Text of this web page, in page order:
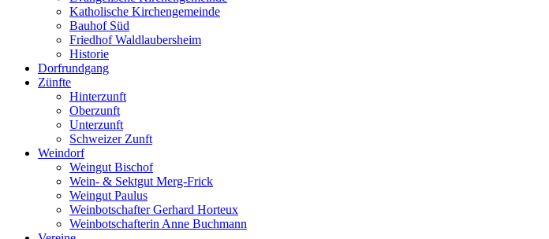
Katholische Kirchengemeinde
Bauhof Süd
Friedhof Waldlaubersheim
Historie
Dorfrundgang
Zünfte
Hinterzunft
Oberzunft
Unterzunft
Schweizer Zunft
Weindorf
Weingut Bischof
Wein- & Sektgut Merg-Frick
Weingut Paulus
Weinbotschafter Gerhard Horteux
Weinbotschafterin Anne Buchmann